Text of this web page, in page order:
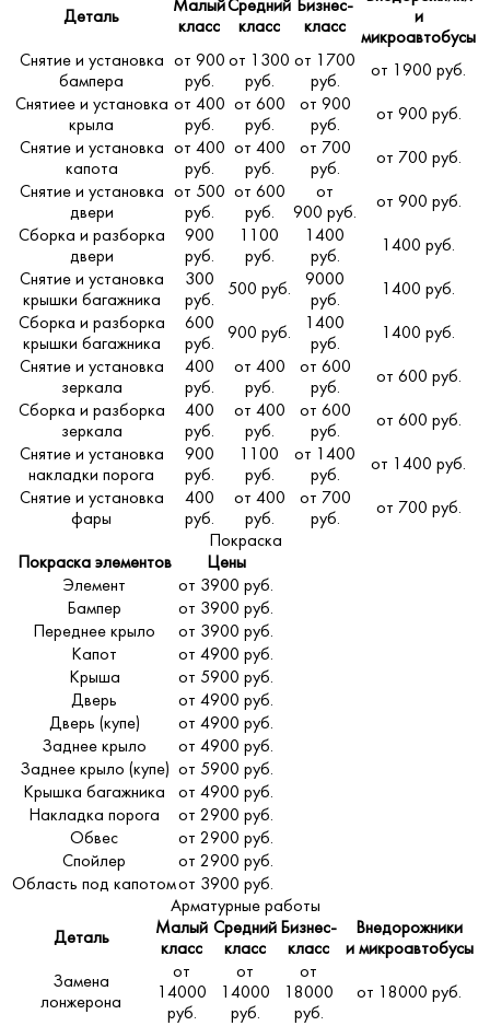
Деталь
Малый
класс
Средний
класс
Бизнес-
класс
и
микроавтобусы
Снятие и установка
бампера
от 900
руб.
от 1300
руб.
от 1700
руб.
от 1900 руб.
Снятиее и установка
крыла
от 400
руб.
от 600
руб.
от 900
руб.
от 900 руб.
Снятие и установка
капота
от 400
руб.
от 400
руб.
от 700
руб.
от 700 руб.
Снятие и установка
двери
от 500
руб.
от 600
руб.
от
900 руб.
от 900 руб.
Сборка и разборка
двери
900
руб.
1100
руб.
1400
руб.
1400 руб.
Снятие и установка
крышки багажника
300
руб.
500 руб.
9000
руб.
1400 руб.
Сборка и разборка
крышки багажника
600
руб.
900 руб.
1400
руб.
1400 руб.
Снятие и установка
зеркала
400
руб.
от 400
руб.
от 600
руб.
от 600 руб.
Сборка и разборка
зеркала
400
руб.
от 400
руб.
от 600
руб.
от 600 руб.
Снятие и установка
накладки порога
900
руб.
1100
руб.
от 1400
руб.
от 1400 руб.
Снятие и установка
фары
400
руб.
от 400
руб.
от 700
руб.
от 700 руб.
Покраска
Покраска элементов
Цены
Элемент
от 3900 руб.
Бампер
от 3900 руб.
Переднее крыло
от 3900 руб.
Капот
от 4900 руб.
Крыша
от 5900 руб.
Дверь
от 4900 руб.
Дверь (купе)
от 4900 руб.
Заднее крыло
от 4900 руб.
Заднее крыло (купе) от 5900 руб.
Крышка багажника
от 4900 руб.
Накладка порога
от 2900 руб.
Обвес
от 2900 руб.
Спойлер
от 2900 руб.
Область под капотомот 3900 руб.
Арматурные работы
Деталь
Малый
класс
Средний
класс
Бизнес-
класс
Внедорожники
и микроавтобусы
Замена
лонжерона
от
14000
руб.
от
14000
руб.
от
18000
руб.
от 18000 руб.